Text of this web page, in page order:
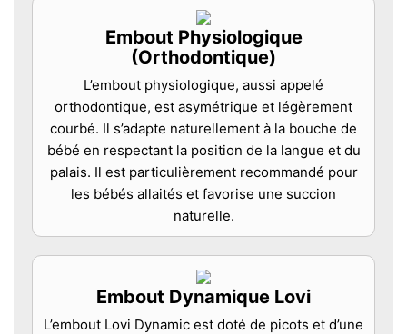
Embout Physiologique
(Orthodontique)
L’embout physiologique, aussi appelé
orthodontique, est asymétrique et légèrement
courbé. Il s’adapte naturellement à la bouche de
bébé en respectant la position de la langue et du
palais. Il est particulièrement recommandé pour
les bébés allaités et favorise une succion
naturelle.
Embout Dynamique Lovi
L’embout Lovi Dynamic est doté de picots et d’une